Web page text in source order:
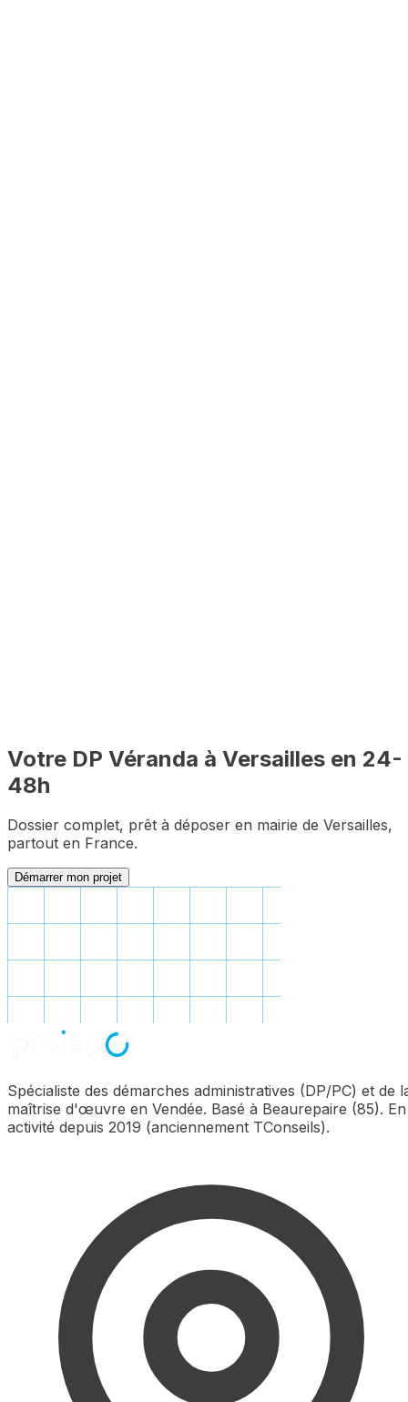
Votre DP Véranda à Versailles en 24-
48h
Dossier complet, prêt à déposer en mairie de Versailles,
partout en France.
Démarrer mon projet
Spécialiste des démarches administratives (DP/PC) et de
maîtrise d'œuvre en Vendée. Basé à Beaurepaire (85). En
activité depuis 2019 (anciennement TConseils).